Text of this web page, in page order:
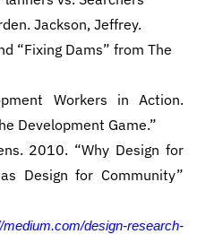
Jackson, Jeffrey.
“Fixing Dams” from The
Workers in Action.
Development Game.”
2010. “Why Design for
Design for Community”
medium.com/design-research-